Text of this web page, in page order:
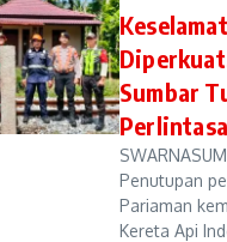
Sumbar
Penutupan
Pariaman
Kereta Api